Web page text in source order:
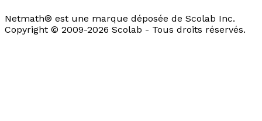
Netmath® est une marque déposée de Scolab Inc.
Copyright © 2009-2026 Scolab - Tous droits réservés.